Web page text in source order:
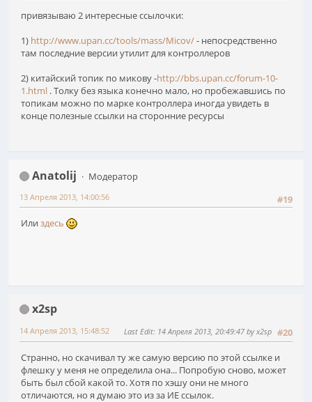
привязываю 2 интересные ссылочки:
1) http://www.upan.cc/tools/mass/Micov/- непосредственно
там последние версии утилит для контроллеров
2) китайский топик по микову -http://bbs.upan.cc/forum-10-
1.html . Толку без языка конечно мало, но пробежавшись по
топикам можно по марке контроллера иногда увидеть в
конце полезные ссылки на сторонние ресурсы
Anatolij
Модератор
#19
13 Апреля 2013, 14:00:56
Или здесь
x2sp
#20
14 Апреля 2013, 15:48:52 Last Edit: 14 Апреля 2013, 20:49:47 by x2sp
Странно, но скачивал ту же самую версию по этой ссылке и
флешку у меня не определила она... Попробую сново, может
быть был сбой какой то. Хотя по хэшу они не много
отличаются, но я думаю это из за ИЕ ссылок.